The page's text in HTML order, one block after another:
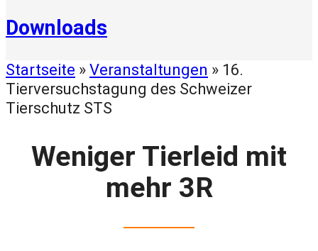
Downloads
Startseite » Veranstaltungen » 16.
Tierversuchstagung des Schweizer
Tierschutz STS
Weniger Tierleid mit
mehr 3R